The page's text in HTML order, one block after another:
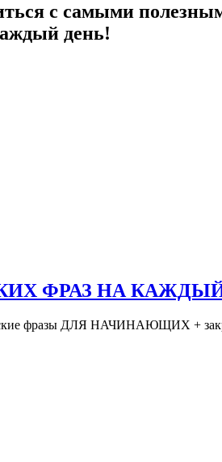
с самыми
день!
ФРАЗ НА
фразы ДЛЯ НАЧИНАЮЩИХ +